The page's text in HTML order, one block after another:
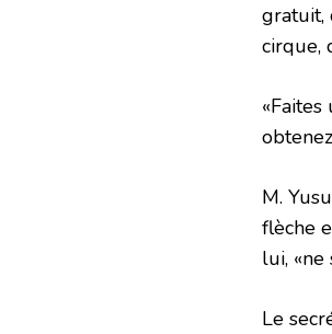
gratuit,
cirque,
M.
flèche
lui, «ne
Le